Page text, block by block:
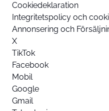
Cookiedeklaration
Integritetspolicy och
Annonsering och
X
TikTok
Facebook
Mobil
Google
Gmail